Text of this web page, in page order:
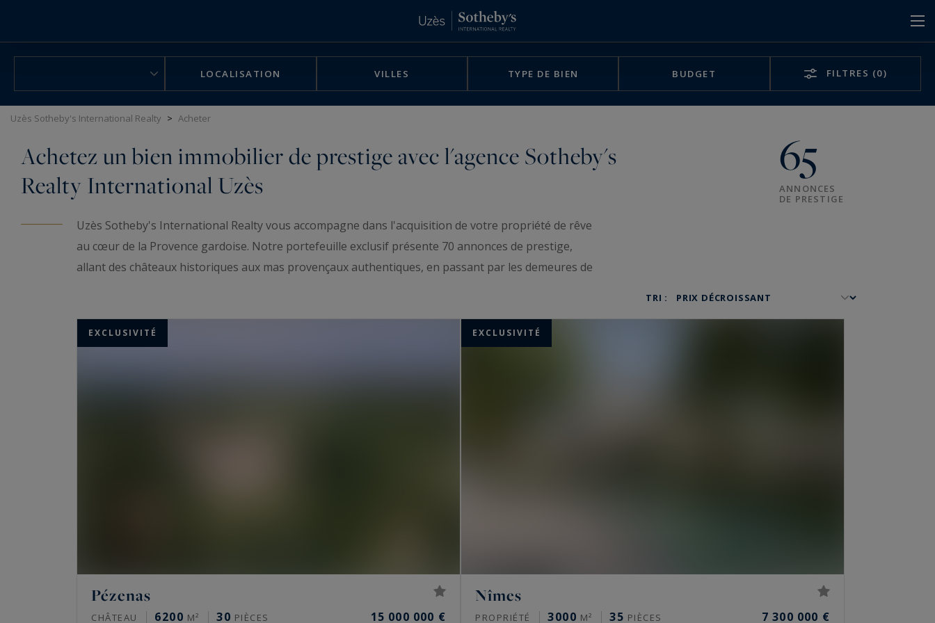
LOCALISATION VILLES TYPE DE BIEN BUDGET FILTRES (0)
Uzès Sotheby's International Realty > Acheter
Achetez un bien immobilier de prestige avec l'agence Sotheby's
Realty International Uzès
65
ANNONCES
DE PRESTIGE
Uzès Sotheby's International Realty vous accompagne dans l'acquisition de votre propriété de rêve
au cœur de la Provence gardoise. Notre portefeuille exclusif présente 70 annonces de prestige,
allant des châteaux historiques aux mas provençaux authentiques, en passant par les demeures de
Située entre Nîmes et les Cévennes, Uzès séduit les acheteurs internationaux par son patrimoine
architectural remarquable et sa qualité de vie méditerranéenne. Nos propriétés s'étendent de la
TRI :
EXCLUSIVITÉ
Pézenas
CHÂTEAU 6200 M² 30 PIÈCES 15 000 000 €
EXCLUSIVITÉ
Nîmes
PROPRIÉTÉ 3000 M² 35 PIÈCES 7 300 000 €